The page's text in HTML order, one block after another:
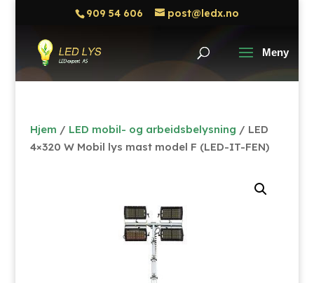
909 54 606 post@ledx.no
Hjem / LED mobil- og arbeidsbelysning / LED
4×320 W Mobil lys mast model F (LED-IT-FEN)